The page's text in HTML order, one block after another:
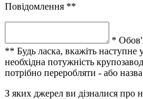
Повідомлення **
*
** Будь ласка, вкажіть наступне
необхідна потужність
потрібно переробляти - або
З яких джерел ви дізналися про